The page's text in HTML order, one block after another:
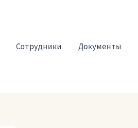
Сотрудники Документы